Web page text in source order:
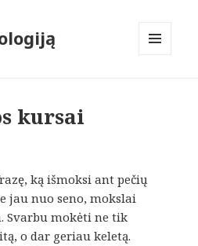
kursai
ką išmoksi ant pečių
jau nuo seno, mokslai
Svarbu mokėti ne tik
o dar geriau keletą.